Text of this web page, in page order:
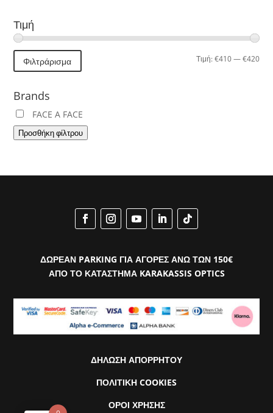
Τιμή
Φιλτράρισμα Τιμή:€410—€420
Brands
FACE A FACE
Προσθήκη φίλτρου
ΔΩΡΕΑΝ PARKING ΓΙΑ ΑΓΟΡΕΣ ΑΝΩ ΤΩΝ 150€
ΑΠΟ ΤΟ ΚΑΤΑΣΤΗΜΑ KARAKASSIS OPTICS
ΔΗΛΩΣΗ ΑΠΟΡΡΗΤΟΥ
ΠΟΛΙΤΙΚΗ COOKIES
ΟΡΟΙ ΧΡΗΣΗΣ